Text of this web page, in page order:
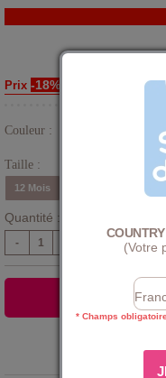
Prix -18%
Couleur :
Taille :
12 Mois
Quantité :
-
(Votre
* Champs